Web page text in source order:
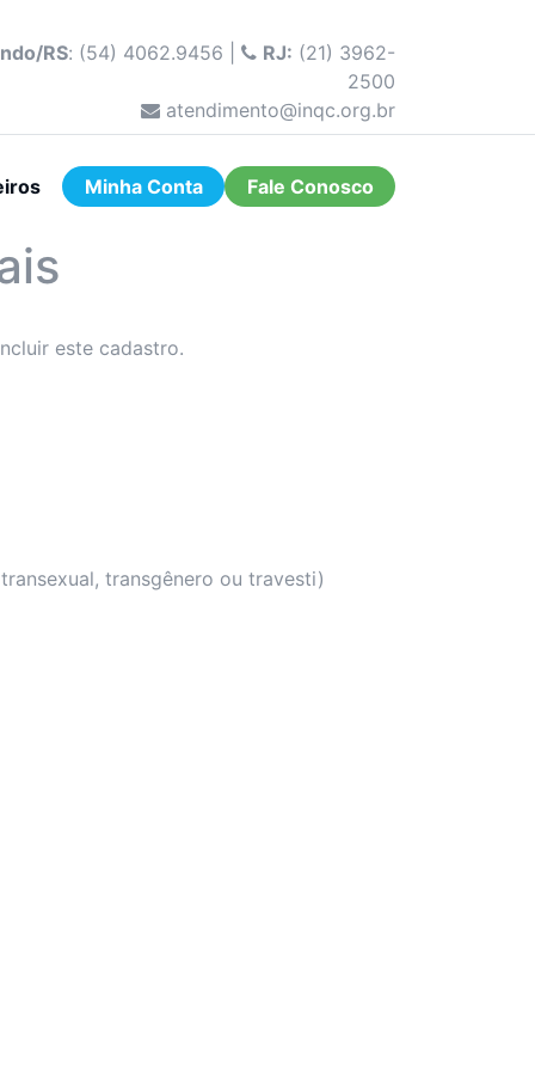
RS: (54) 4062.9456 | RJ: (21) 3962-
2500
atendimento@inqc.org.br
MinhaConta Fale Conosco
este cadastro.
transgênero ou travesti)